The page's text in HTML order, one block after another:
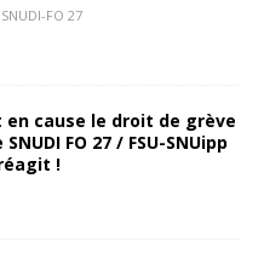
SNUDI-FO 27
en cause le droit de grève
FO 27 / FSU-SNUipp
!